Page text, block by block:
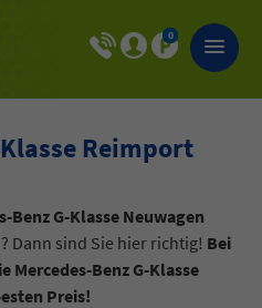
0
Reimport
Benz G-Klasse Neuwagen
? Dann sind Sie hier richtig! Bei
Mercedes-Benz G-Klasse
Preis!